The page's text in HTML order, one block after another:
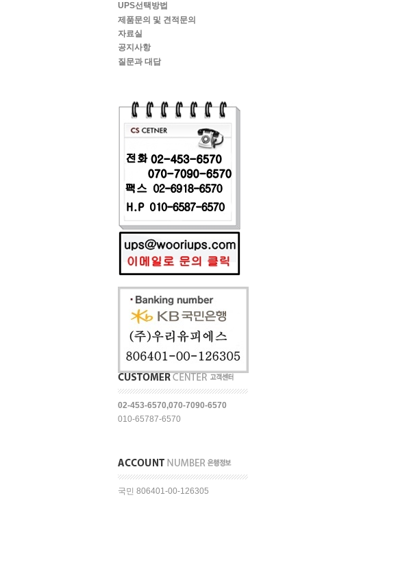
UPS선택방법
제품문의 및 견적문의
자료실
공지사항
질문과 대답
02-453-6570,070-7090-6570
010-65787-6570
국민 806401-00-126305